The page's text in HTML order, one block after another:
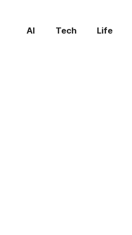
AI Tech Life